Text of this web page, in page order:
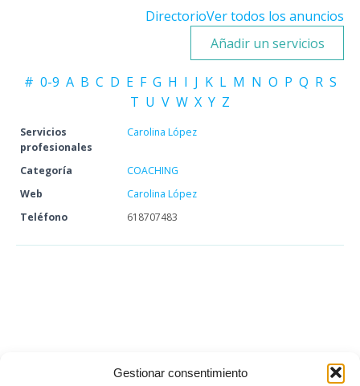
Gestionar consentimiento
DirectorioVer todos los anuncios
Añadir un servicios
# 0-9 A B C D E F G H I J K L M N O P Q R S
T U V W X Y Z
Servicios
profesionales
Carolina López
Categoría
COACHING
Web
Carolina López
Teléfono
618707483